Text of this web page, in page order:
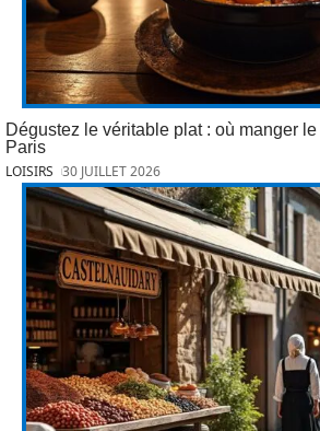
Dégustez le véritable plat : où manger
Paris
LOISIRS 30 JUILLET 2026